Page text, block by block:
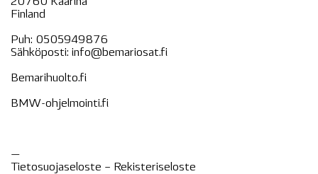
Finland
Puh: 0505949876
Sähköposti: info@bemariosat.fi
Bemarihuolto.fi
BMW-ohjelmointi.fi
—
Tietosuojaseloste – Rekisteriseloste